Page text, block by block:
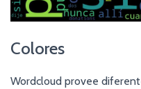
Colores
Wordcloud provee